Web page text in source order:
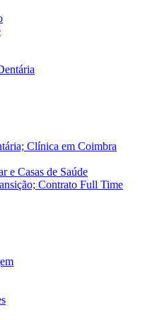
Clínica em Coimbra
e Casas de Saúde
Contrato Full Time